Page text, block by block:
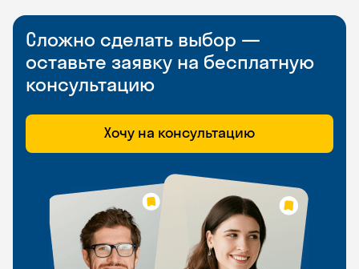
Сложно сделать выбор —
оставьте заявку на бесплатную
консультацию
Хочу на консультацию